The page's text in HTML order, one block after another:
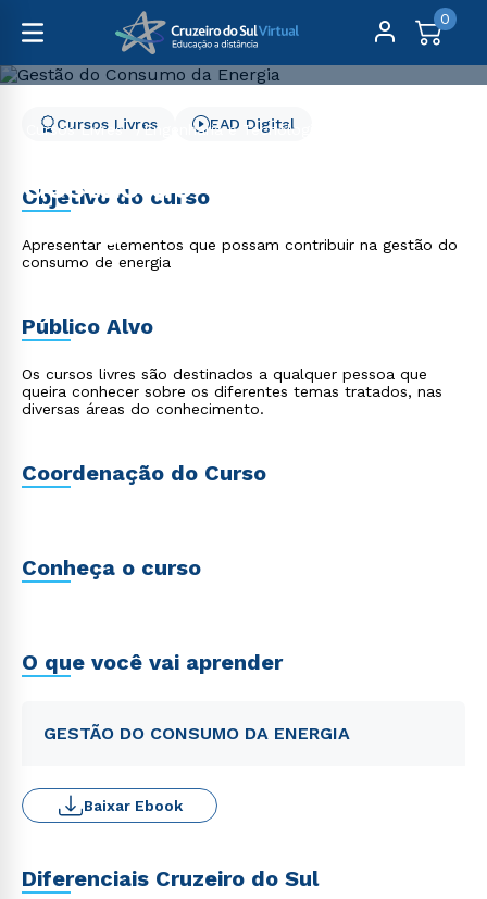
0
Cursos Livres
Engenharia e Tecnologia
Gestão do Consumo da
Energia
Cursos Livres EAD Digital
Objetivo do curso
Apresentar elementos que possam contribuir na gestão do
consumo de energia
Público Alvo
Os cursos livres são destinados a qualquer pessoa que
queira conhecer sobre os diferentes temas tratados, nas
diversas áreas do conhecimento.
Coordenação do Curso
Conheça o curso
O que você vai aprender
GESTÃO DO CONSUMO DA ENERGIA
Baixar Ebook
Diferenciais Cruzeiro do Sul